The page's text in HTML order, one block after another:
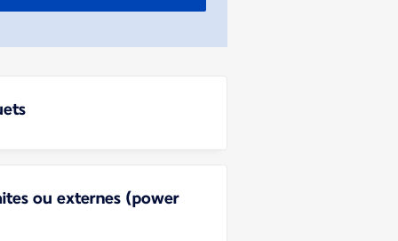
ou externes (power